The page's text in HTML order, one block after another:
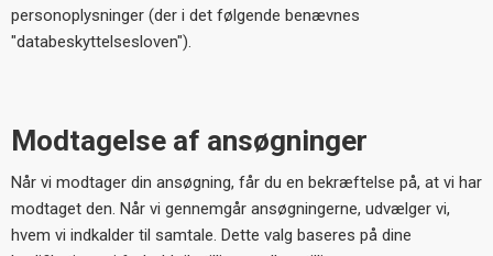
personoplysninger (der i det følgende benævnes
"databeskyttelsesloven").
Modtagelse af ansøgninger
Når vi modtager din ansøgning, får du en bekræftelse på, at vi har
modtaget den. Når vi gennemgår ansøgningerne, udvælger vi,
hvem vi indkalder til samtale. Dette valg baseres på dine